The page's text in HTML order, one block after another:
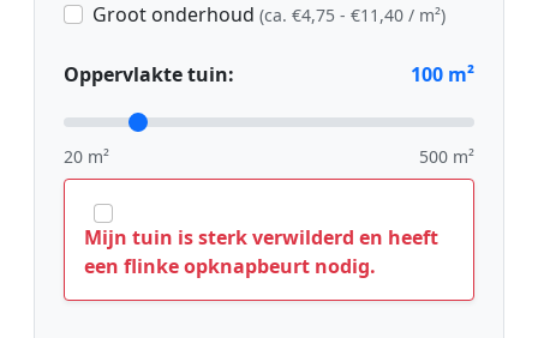
Groot onderhoud (ca. €4,75 - €11,40 / m²)
Oppervlakte tuin: 100 m²
20 m² 500 m²
Mijn tuin is sterk verwilderd en heeft
een flinke opknapbeurt nodig.